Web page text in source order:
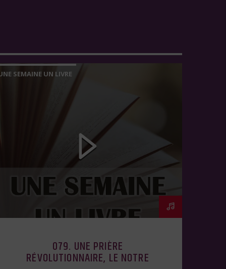
SEMAINE UN LIVRE
079. UNE PRIÈRE
RÉVOLUTIONNAIRE, LE NOTRE